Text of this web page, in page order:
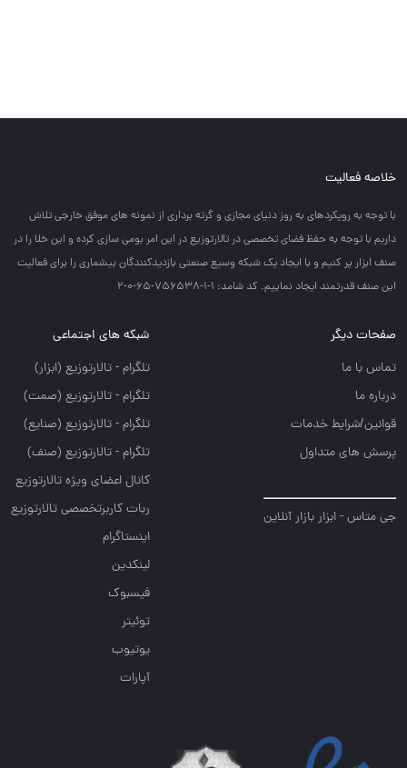
خلاصه فعالیت
با توجه به رويكردهاي به روز دنياي مجازي و گرته برداري از نمونه هاي موفق خارجي تلاش
داريم با توجه به حفظ فضاي تخصصي در تالارتوزيع در اين امر بومي سازي كرده و اين خلا را در
صنف ابزار پر كنيم و با ايجاد يك شبكه وسيع صنعتي بازديدكنندگان بيشماري را براي فعاليت
اين صنف قدرتمند ايجاد نماييم. کد شامد: 1-1-756538-65-0-2
صفحات دیگر
تماس با ما
درباره ما
قوانین/شرایط خدمات
پرسش های متداول
جی متاس - ابزار بازار آنلاین
شبکه های اجتماعی
تلگرام - تالارتوزيع (ابزار)
تلگرام - تالارتوزيع (صمت)
تلگرام - تالارتوزيع (صنايع)
تلگرام - تالارتوزیع (صنف)
کانال اعضای ویژه تالارتوزیع
ربات کاربرتخصصی تالارتوزیع
اینستاگرام
لینکدین
فیسبوک
توئیتر
یوتیوب
آپارات